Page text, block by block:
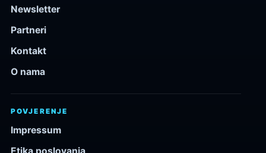
Newsletter
Partneri
Kontakt
O nama
POVJERENJE
Impressum
Etika poslovanja